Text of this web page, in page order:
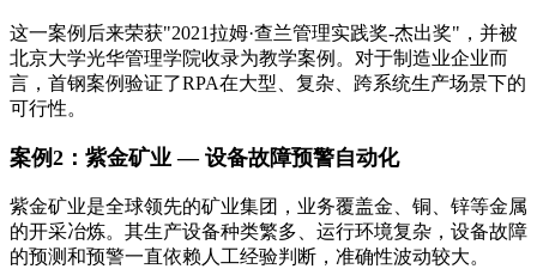
这一案例后来荣获"2021拉姆·查兰管理实践奖-杰出奖"，并被
北京大学光华管理学院收录为教学案例。对于制造业企业而
言，首钢案例验证了RPA在大型、复杂、跨系统生产场景下的
可行性。
案例2：紫金矿业 — 设备故障预警自动化
紫金矿业是全球领先的矿业集团，业务覆盖金、铜、锌等金属
的开采冶炼。其生产设备种类繁多、运行环境复杂，设备故障
的预测和预警一直依赖人工经验判断，准确性波动较大。